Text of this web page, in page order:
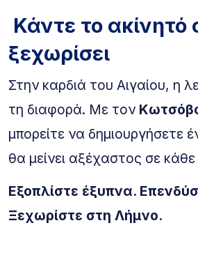
Κάντε το ακίνητό
ξεχωρίσει
Στην καρδιά του Αιγαίου, η
τη διαφορά. Με τον
μπορείτε να δημιουργήσετε
θα μείνει αξέχαστος σε κάθε
Εξοπλίστε έξυπνα.
Ξεχωρίστε στη Λήμνο.